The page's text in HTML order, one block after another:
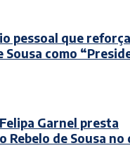
pessoal que reforça
Sousa como
Garnel presta
Rebelo de Sousa no